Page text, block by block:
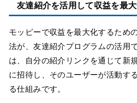
友達紹介を活用して収益を最
モッピーで収益を最大化するため
法が、友達紹介プログラムの活用
は、自分の紹介リンクを通じて新
に招待し、そのユーザーが活動す
る仕組みです。